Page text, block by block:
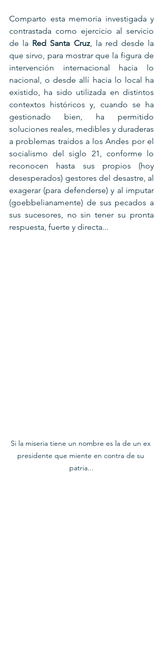
Comparto esta memoria investigada y
contrastada como ejercicio al servicio
de la Red Santa Cruz, la red desde la
que sirvo, para mostrar que la figura de
intervención internacional hacia lo
nacional, o desde allí hacia lo local ha
existido, ha sido utilizada en distintos
contextos históricos y, cuando se ha
gestionado bien, ha permitido
soluciones reales, medibles y duraderas
a problemas traídos a los Andes por el
socialismo del siglo 21, conforme lo
reconocen hasta sus propios (hoy
desesperados) gestores del desastre, al
exagerar (para defenderse) y al imputar
(goebbelianamente) de sus pecados a
sus sucesores, no sin tener su pronta
respuesta, fuerte y directa...
Si la miseria tiene un nombre es la de un ex
presidente que miente en contra de su
patria...